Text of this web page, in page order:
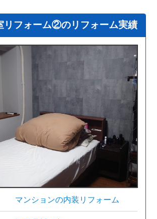
フォーム②のリフォーム実績
マンションの内装リフォーム